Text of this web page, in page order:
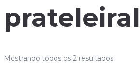
Mostrando todos os 2 resultados